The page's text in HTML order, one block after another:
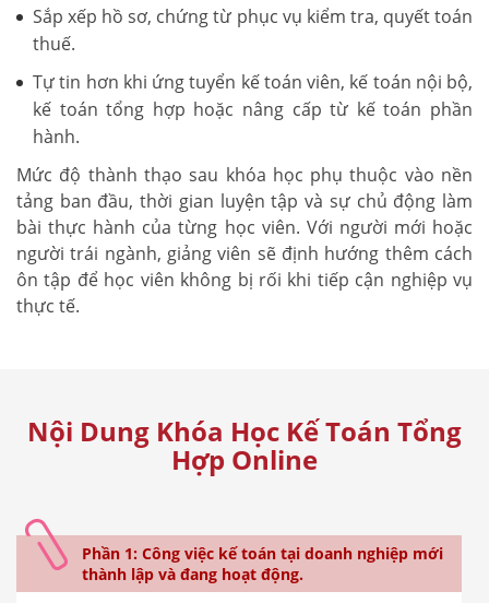
Sắp xếp hồ sơ, chứng từ phục vụ kiểm tra, quyết toán
thuế.
Tự tin hơn khi ứng tuyển kế toán viên, kế toán nội bộ,
kế toán tổng hợp hoặc nâng cấp từ kế toán phần
hành.
Mức độ thành thạo sau khóa học phụ thuộc vào nền
tảng ban đầu, thời gian luyện tập và sự chủ động làm
bài thực hành của từng học viên. Với người mới hoặc
người trái ngành, giảng viên sẽ định hướng thêm cách
ôn tập để học viên không bị rối khi tiếp cận nghiệp vụ
thực tế.
Nội Dung Khóa Học Kế Toán Tổng
Hợp Online
Phần 1: Công việc kế toán tại doanh nghiệp mới
thành lập và đang hoạt động.